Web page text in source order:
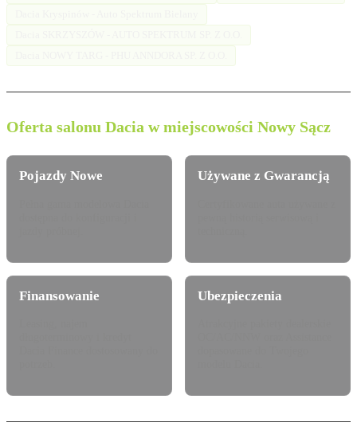
Oferta salonu Dacia w miejscowości Nowy Sącz
Pojazdy Nowe Używane z Gwarancją
Finansowanie Ubezpieczenia